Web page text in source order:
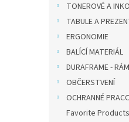
TONEROVÉ A
TABULE A
ERGONOMIE
BALÍCÍ MATERIÁL
DURAFRAME -
OBČERSTVENÍ
OCHRANNÉ
Favorite Products